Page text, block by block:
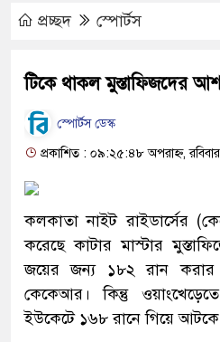
প্রচ্ছদ স্পোর্টস
টিকে থাকল মুস্তাফিজদের
স্পোর্টস ডেস্ক
প্রকাশিত : ০৯:২৫:৪৮ অপরাহ্ন,
কলকাতা নাইট রাইডার্সের
করেছে কাটার মাস্টার
জয়ের জন্য ১৮২ রান করার
কেকেআর। কিন্তু
ইউকেটে ১৬৮ রানে গিয়ে